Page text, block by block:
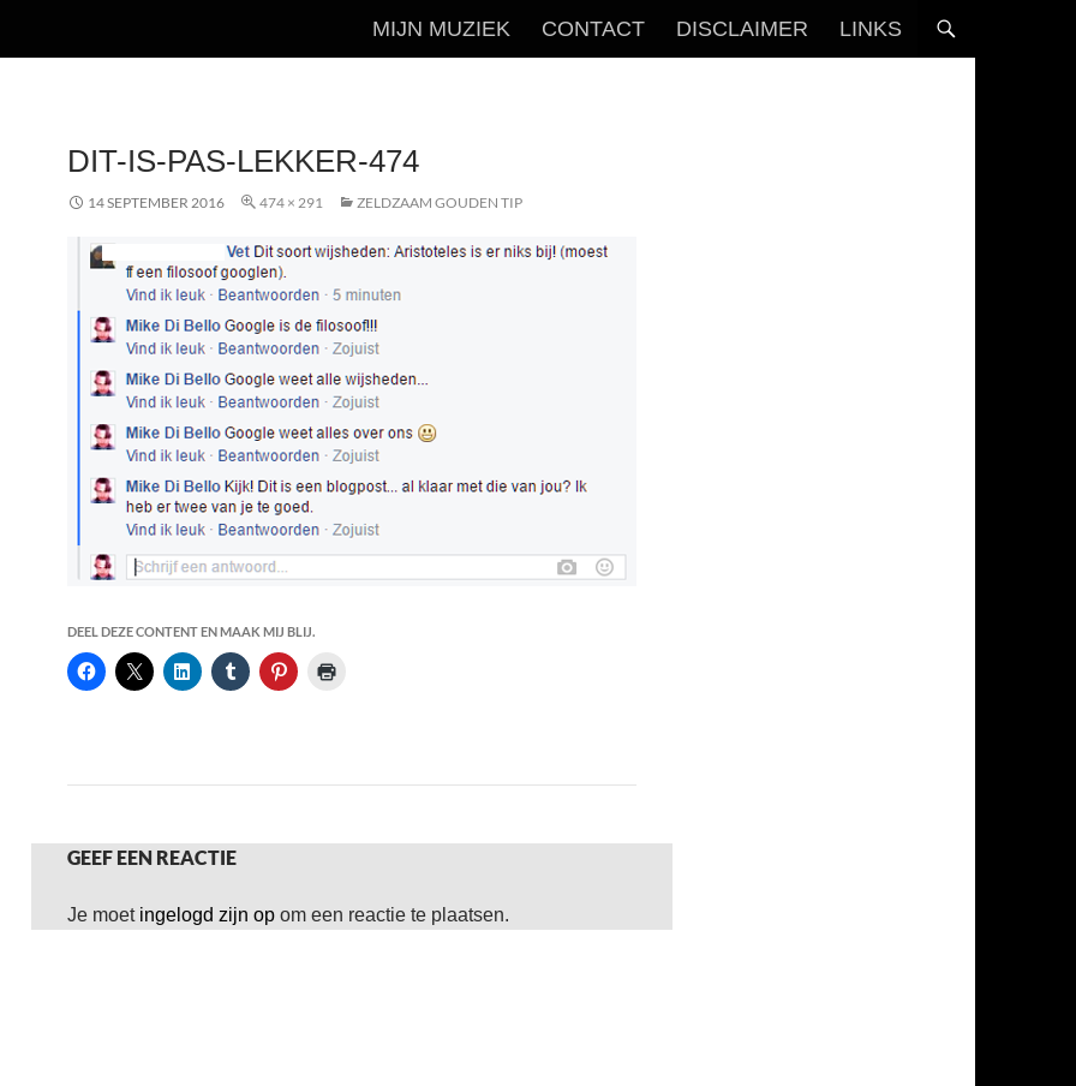
MIJN MUZIEK CONTACT DISCLAIMER LINKS
DIT-IS-PAS-LEKKER-474
14 SEPTEMBER 2016 474 × 291 ZELDZAAM GOUDEN TIP
DEEL DEZE CONTENT EN MAAK MIJ BLIJ.
GEEF EEN REACTIE
Je moet ingelogd zijn op om een reactie te plaatsen.